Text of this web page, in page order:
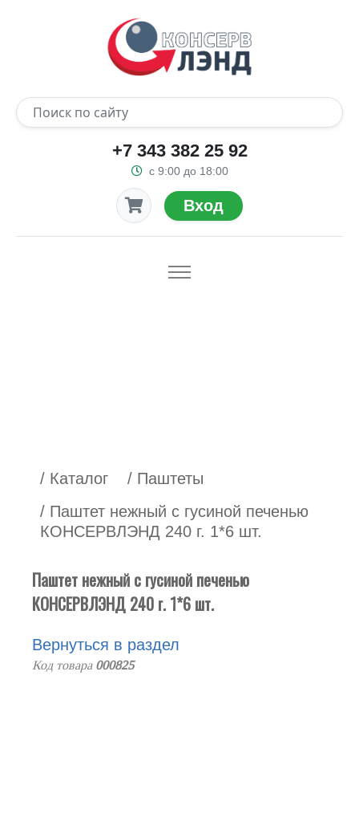
+7 343 382 25 92
с 9:00 до 18:00
Вход
/ Каталог
/ Паштеты
/ Паштет нежный с гусиной печенью
КОНСЕРВЛЭНД 240 г. 1*6 шт.
Паштет нежный с гусиной печенью
КОНСЕРВЛЭНД 240 г. 1*6 шт.
Вернуться в раздел
Код товара 000825